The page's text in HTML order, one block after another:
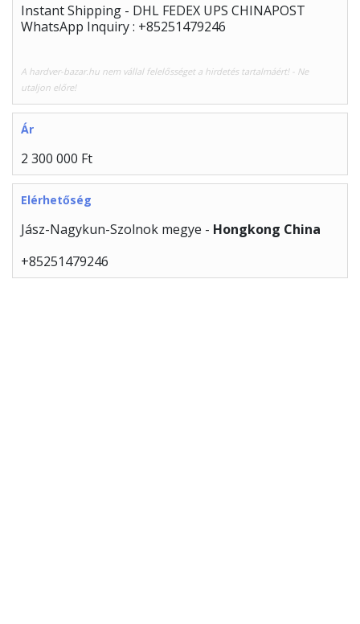
Instant Shipping - DHL FEDEX UPS CHINAPOST
WhatsApp Inquiry : +85251479246
A hardver-bazar.hu nem vállal felelősséget a hirdetés tartalmáért! - Ne
utaljon előre!
Ár
2 300 000 Ft
Elérhetőség
Jász-Nagykun-Szolnok megye - Hongkong China
+85251479246